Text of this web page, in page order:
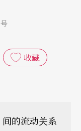
收藏
间的流动关系